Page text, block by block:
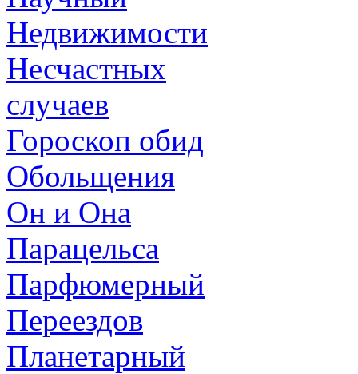
Недвижимости
Несчастных
случаев
Гороскоп обид
Обольщения
Он и Она
Парацельса
Парфюмерный
Переездов
Планетарный